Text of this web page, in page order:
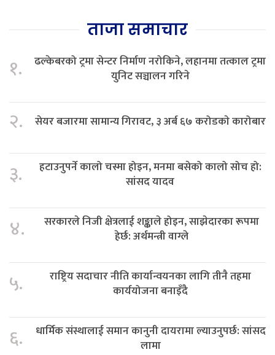
ताजा समाचार
१.
ढल्केबरको ट्रमा सेन्टर निर्माण नरोकिने, लहानमा तत्काल ट्रमा
युनिट सञ्चालन गरिने
२. सेयर बजारमा सामान्य गिरावट, ३ अर्ब ६७ करोडकाे कारोबार
३.
हटाउनुपर्ने कालो चस्मा होइन, मनमा बसेको कालो सोच हो:
सांसद यादव
४.
सरकारले निजी क्षेत्रलाई शङ्काले होइन, साझेदारका रूपमा
हेर्छ: अर्थमन्त्री वाग्ले
५.
राष्ट्रिय सदाचार नीति कार्यान्वयनका लागि तीनै तहमा
कार्ययोजना बनाइँदै
६.
धार्मिक संस्थालाई समान कानुनी दायरामा ल्याउनुपर्छ: सांसद
लामा